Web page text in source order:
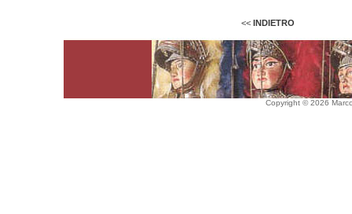
<< INDIETRO
Copyright © 2026